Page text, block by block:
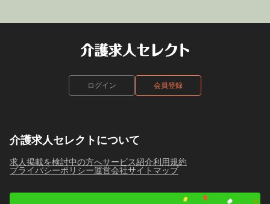
ログイン 会員登録
介護求人セレクトについて
求人掲載を検討中の方へサービス紹介利用規約
プライバシーポリシー運営会社サイトマップ